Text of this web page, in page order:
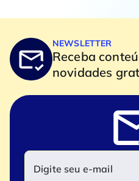
NEWSLETTER
Receba
novidades